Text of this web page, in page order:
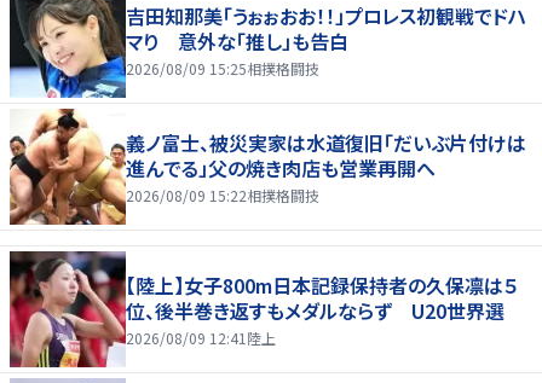
吉田知那美「うぉぉおお！！」プロレス初観戦でドハ
マり 意外な「推し」も告白
2026/08/09 15:25相撲格闘技
義ノ富士、被災実家は水道復旧「だいぶ片付けは
進んでる」父の焼き肉店も営業再開へ
2026/08/09 15:22相撲格闘技
【陸上】女子800m日本記録保持者の久保凛は５
位、後半巻き返すもメダルならず U20世界選
2026/08/09 12:41 陸上